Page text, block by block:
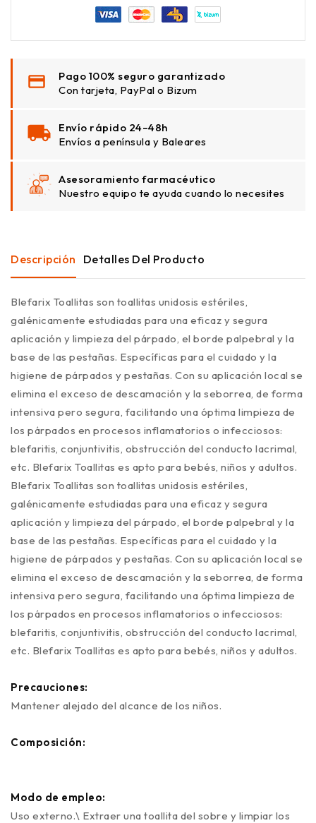
Pago 100% seguro garantizado
Con tarjeta, PayPal o Bizum
Envío rápido 24–48h
Envíos a península y Baleares
Asesoramiento farmacéutico
Nuestro equipo te ayuda cuando lo necesites
Descripción Detalles Del Producto
Blefarix Toallitas son toallitas unidosis estériles,
galénicamente estudiadas para una eficaz y segura
aplicación y limpieza del párpado, el borde palpebral y la
base de las pestañas. Específicas para el cuidado y la
higiene de párpados y pestañas. Con su aplicación local se
elimina el exceso de descamación y la seborrea, de forma
intensiva pero segura, facilitando una óptima limpieza de
los párpados en procesos inflamatorios o infecciosos:
blefaritis, conjuntivitis, obstrucción del conducto lacrimal,
etc. Blefarix Toallitas es apto para bebés, niños y adultos.
Blefarix Toallitas son toallitas unidosis estériles,
galénicamente estudiadas para una eficaz y segura
aplicación y limpieza del párpado, el borde palpebral y la
base de las pestañas. Específicas para el cuidado y la
higiene de párpados y pestañas. Con su aplicación local se
elimina el exceso de descamación y la seborrea, de forma
intensiva pero segura, facilitando una óptima limpieza de
los párpados en procesos inflamatorios o infecciosos:
blefaritis, conjuntivitis, obstrucción del conducto lacrimal,
etc. Blefarix Toallitas es apto para bebés, niños y adultos.
Precauciones:
Mantener alejado del alcance de los niños.
Composición:
Modo de empleo:
Uso externo.\ Extraer una toallita del sobre y limpiar los